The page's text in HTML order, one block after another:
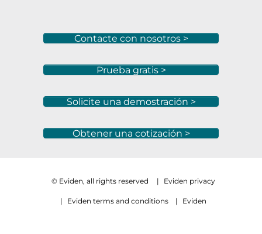
Contacte con nosotros >
Prueba gratis >
Solicite una demostración >
Obtener una cotización >
© Eviden, all rights reserved | Eviden privacy
| Eviden terms and conditions | Eviden